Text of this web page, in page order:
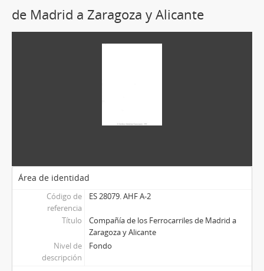
de Madrid a Zaragoza y Alicante
Área de identidad
Código de
referencia
ES 28079. AHF A-2
Título
Compañía de los Ferrocarriles de Madrid a
Zaragoza y Alicante
Nivel de
descripción
Fondo